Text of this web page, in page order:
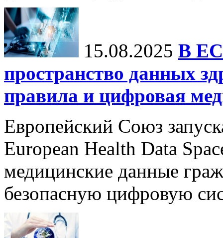
15.08.2025 В ЕС
пространство данных
правила и цифровая
Европейский Союз
European Health Data
медицинские данные
безопасную цифровую